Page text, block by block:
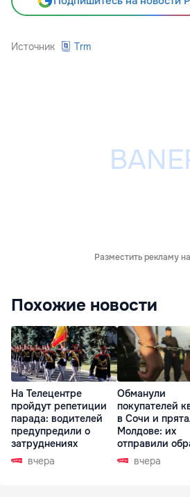
Источник Trm
Разместить рекламу
Похожие новости
На Телецентре
пройдут репетиции
парада: водителей
предупредили о
затруднениях
вчера
Обманули
покупателей
в Сочи и
Молдове: их
отправили
РФ вчера